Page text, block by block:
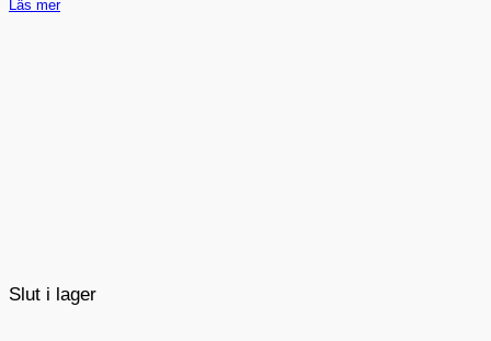
Slut i lager
Läs mer